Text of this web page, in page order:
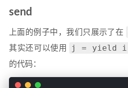
send
上面的例子中，我们只展示了在
其实还可以使用
j = yield i
的代码：